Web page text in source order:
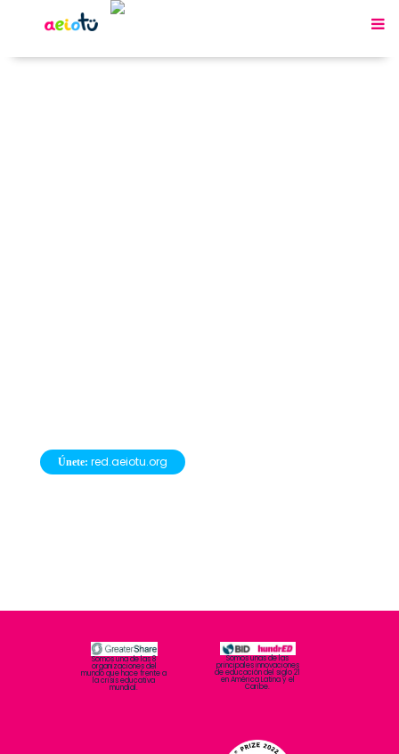
Somos una de las 8
organizaciones del
mundo que hace frente a
la crisis educativa
mundial.
Somos unas de las
principales innovaciones
de educación del siglo 21
en América Latina y el
Caribe.